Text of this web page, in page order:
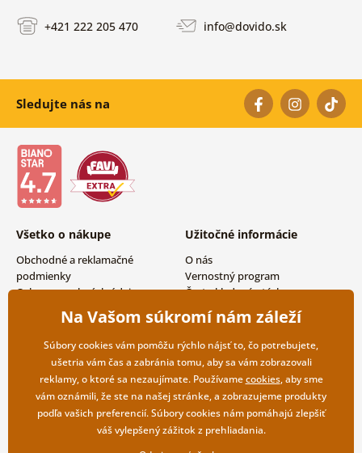
+421 222 205 470 info@dovido.sk
Sledujte nás na
Všetko o nákupe
Obchodné a reklamačné
podmienky
Ochrana osobných údajov
Možnosti dopravy a platby
Vrátenie tovaru
Užitočné informácie
O nás
Vernostný program
Často kladené otázky
Magazín
Kontakty
Veľkoobchodná spolupráca
Na Vašom súkromí nám záleží
Súbory cookies vám pomôžu rýchlo nájsť to, čo potrebujete,
ušetria vám čas a zabránia tomu, aby sa vám zobrazovali
reklamy, o ktoré sa nezaujímate. Používamecookies, aby sme
vám oznámili, že ste na našej stránke, a zobrazujeme produkty
podľa vašich preferencií. Súbory cookies nám pomáhajú zlepšiť
váš vylepšený zážitok z prehliadania.